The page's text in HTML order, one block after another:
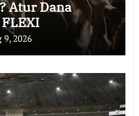
Atur Dana
9, 2026